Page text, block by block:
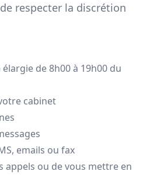
respecter la discrétion
de 8h00 à 19h00 du
cabinet
emails ou fax
appels ou de vous mettre en